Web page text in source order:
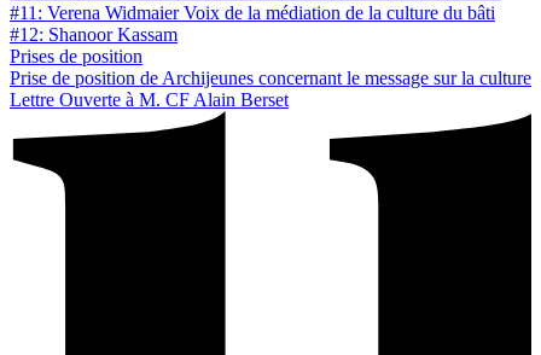
#11: Verena WidmaierVoix de la médiation de la culture du bâti
#12: Shanoor Kassam
Prises de position
Prise de position de Archijeunes concernant le message sur la culture
Lettre Ouverte à M. CF Alain Berset